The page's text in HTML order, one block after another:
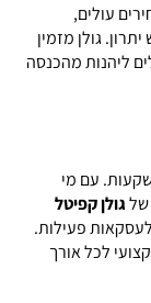
עולים,
גולן מזמין
ליהנות מהכנסה
עם מי
גולן קפיטל
פעילות.
לכל אורך